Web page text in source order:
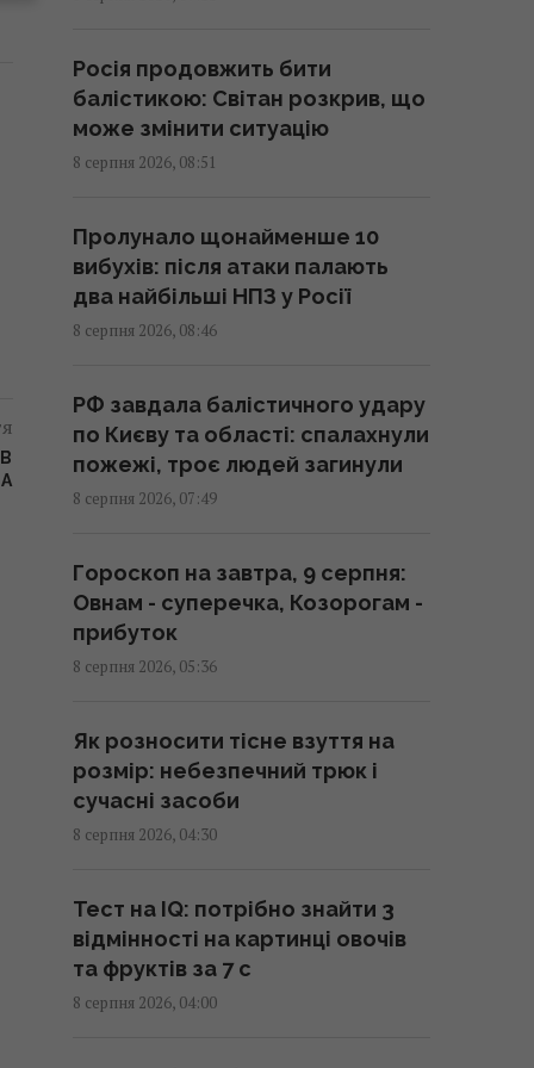
рецепт із гарбузовим насінням
08:30 субота, 08 серпня 2026
вихідний
08:30 субота, 08 серпня 2026
суперечки, Ракам - емоції
08:20 субота, 08 серпня 2026
свіжіше
08:15 субота, 08 серпня 2026
зустріч з рідними
08:10 субота, 08 серпня 2026
пожежі, є постраждалі (фото)
08:09 субота, 08 серпня 2026
Росія продовжить бити
балістикою: Світан розкрив, що
може змінити ситуацію
8 серпня 2026, 08:51
Пролунало щонайменше 10
вибухів: після атаки палають
два найбільші НПЗ у Росії
8 серпня 2026, 08:46
РФ завдала балістичного удару
по Києву та області: спалахнули
пожежі, троє людей загинули
8 серпня 2026, 07:49
Гороскоп на завтра, 9 серпня:
Овнам - суперечка, Козорогам -
прибуток
8 серпня 2026, 05:36
Як розносити тісне взуття на
розмір: небезпечний трюк і
сучасні засоби
8 серпня 2026, 04:30
Тест на IQ: потрібно знайти 3
відмінності на картинці овочів
та фруктів за 7 с
8 серпня 2026, 04:00